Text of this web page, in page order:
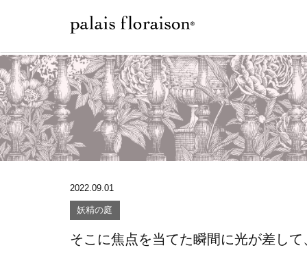
2022.09.01
妖精の庭
そこに焦点を当てた瞬間に光が差し